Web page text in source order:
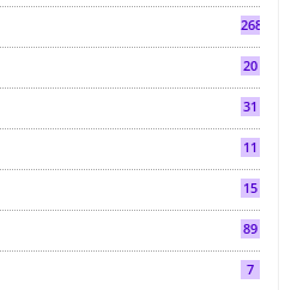
268
20
31
11
15
89
7